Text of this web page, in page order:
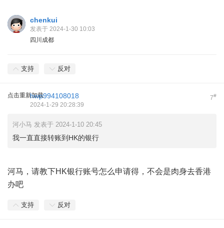
chenkui
发表于 2024-1-30 10:03
四川成都
支持 反对
点击重新加载 7#
hwp994108018
2024-1-29 20:28:39
河小马 发表于 2024-1-10 20:45
我一直直接转账到HK的银行
河马，请教下HK银行账号怎么申请得，不会是肉身去香港
办吧
支持 反对